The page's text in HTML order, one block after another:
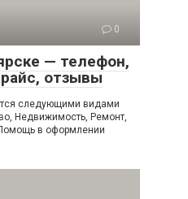
0
— телефон,
отзывы
следующими видами
Недвижимость, Ремонт,
в оформлении